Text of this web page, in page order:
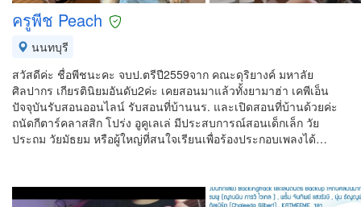
ครูพีช Peach
นนทบุรี
สวัสดีค่ะ ชื่อพีชนะคะ จบป.ตรีปี2559จาก คณะดุริยางค์ มหาลัย
ศิลปากร เกียรตินิยมอันดับ2ค่ะ เคยสอนมาแล้วทั้งยามาฮ่า เคพีเอ็น
ปัจจุบันรับสอนออนไลน์ รับสอนที่บ้านนร. และเปิดสอนที่บ้านด้วยค่ะ
ถนัดกีตาร์คลาสสิก โปร่ง อูคูเลเล่ มีประสบการณ์สอนเด็กเล็ก วัย
ประถม วัยมัธยม หรือผู้ใหญ่ที่สนใจเรียนเพื่อร้องประกอบเพลงได้…